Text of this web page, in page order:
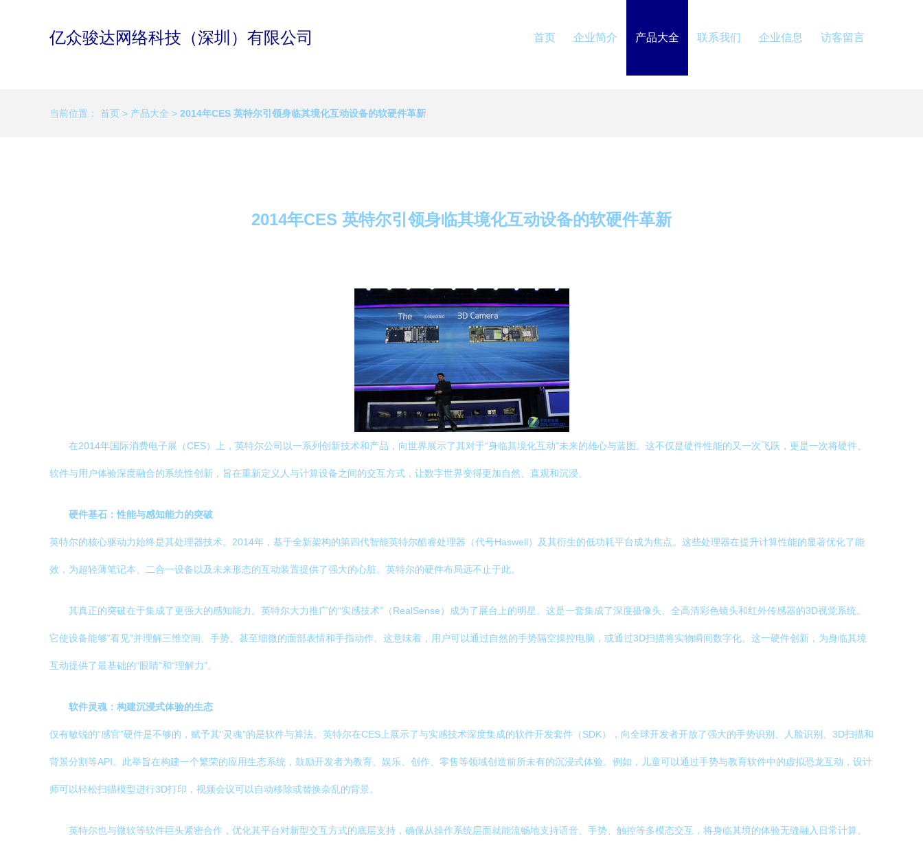
亿众骏达网络科技（深圳）有限公司 首页 企业简介 产品大全 联系我们 企业信息 访客留言
当前位置： 首页 > 产品大全 > 2014年CES 英特尔引领身临其境化互动设备的软硬件革新
2014年CES 英特尔引领身临其境化互动设备的软硬件革新
在2014年国际消费电子展（CES）上，英特尔公司以一系列创新技术和产品，向世界展示了其对于“身临其境化互动”未来的雄心与蓝图。这不仅是硬件性能的又一次飞跃，更是一次将硬件、
软件与用户体验深度融合的系统性创新，旨在重新定义人与计算设备之间的交互方式，让数字世界变得更加自然、直观和沉浸。
硬件基石：性能与感知能力的突破
英特尔的核心驱动力始终是其处理器技术。2014年，基于全新架构的第四代智能英特尔酷睿处理器（代号Haswell）及其衍生的低功耗平台成为焦点。这些处理器在提升计算性能的显著优化了能
效，为超轻薄笔记本、二合一设备以及未来形态的互动装置提供了强大的心脏。英特尔的硬件布局远不止于此。
其真正的突破在于集成了更强大的感知能力。英特尔大力推广的“实感技术”（RealSense）成为了展台上的明星。这是一套集成了深度摄像头、全高清彩色镜头和红外传感器的3D视觉系统。
它使设备能够“看见”并理解三维空间、手势、甚至细微的面部表情和手指动作。这意味着，用户可以通过自然的手势隔空操控电脑，或通过3D扫描将实物瞬间数字化。这一硬件创新，为身临其境
互动提供了最基础的“眼睛”和“理解力”。
软件灵魂：构建沉浸式体验的生态
仅有敏锐的“感官”硬件是不够的，赋予其“灵魂”的是软件与算法。英特尔在CES上展示了与实感技术深度集成的软件开发套件（SDK），向全球开发者开放了强大的手势识别、人脸识别、3D扫描和
背景分割等API。此举旨在构建一个繁荣的应用生态系统，鼓励开发者为教育、娱乐、创作、零售等领域创造前所未有的沉浸式体验。例如，儿童可以通过手势与教育软件中的虚拟恐龙互动，设计
师可以轻松扫描模型进行3D打印，视频会议可以自动移除或替换杂乱的背景。
英特尔也与微软等软件巨头紧密合作，优化其平台对新型交互方式的底层支持，确保从操作系统层面就能流畅地支持语音、手势、触控等多模态交互，将身临其境的体验无缝融入日常计算。